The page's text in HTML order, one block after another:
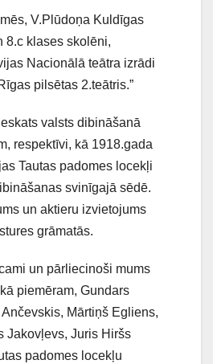
V.Plūdoņa Kuldīgas
8.c klases skolēni,
Nacionālā teātra izrādi
pilsētas 2.teātris.”
valsts dibināšanā
respektīvi, kā 1918.gada
Tautas padomes locekļi
svinīgajā sēdē.
un aktieru izvietojums
grāmatās.
un pārliecinoši mums
piemēram, Gundars
Mārtiņš Egliens,
Jakovļevs, Juris Hiršs
padomes locekļu